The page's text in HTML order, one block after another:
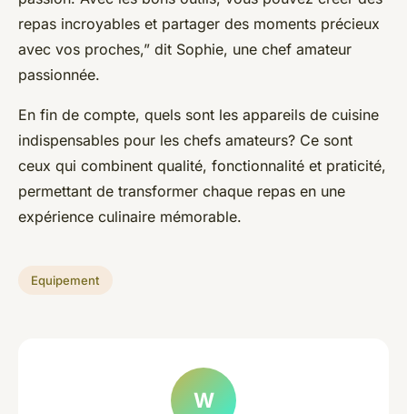
repas incroyables et partager des moments précieux
avec vos proches,” dit Sophie, une chef amateur
passionnée.
En fin de compte, quels sont les appareils de cuisine
indispensables pour les chefs amateurs? Ce sont
ceux qui combinent qualité, fonctionnalité et praticité,
permettant de transformer chaque repas en une
expérience culinaire mémorable.
Equipement
W